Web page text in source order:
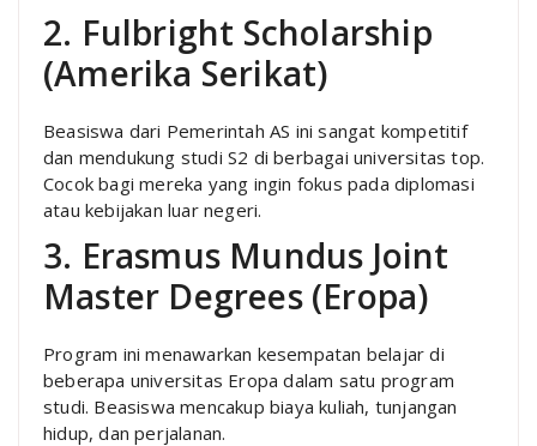
2. Fulbright Scholarship
(Amerika Serikat)
Beasiswa dari Pemerintah AS ini sangat kompetitif
dan mendukung studi S2 di berbagai universitas top.
Cocok bagi mereka yang ingin fokus pada diplomasi
atau kebijakan luar negeri.
3. Erasmus Mundus Joint
Master Degrees (Eropa)
Program ini menawarkan kesempatan belajar di
beberapa universitas Eropa dalam satu program
studi. Beasiswa mencakup biaya kuliah, tunjangan
hidup, dan perjalanan.